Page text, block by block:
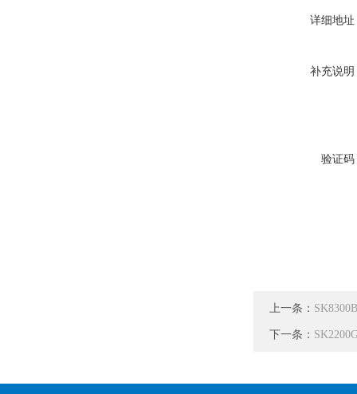
详细地址
补充说明
验证码
上一条：
下一条：